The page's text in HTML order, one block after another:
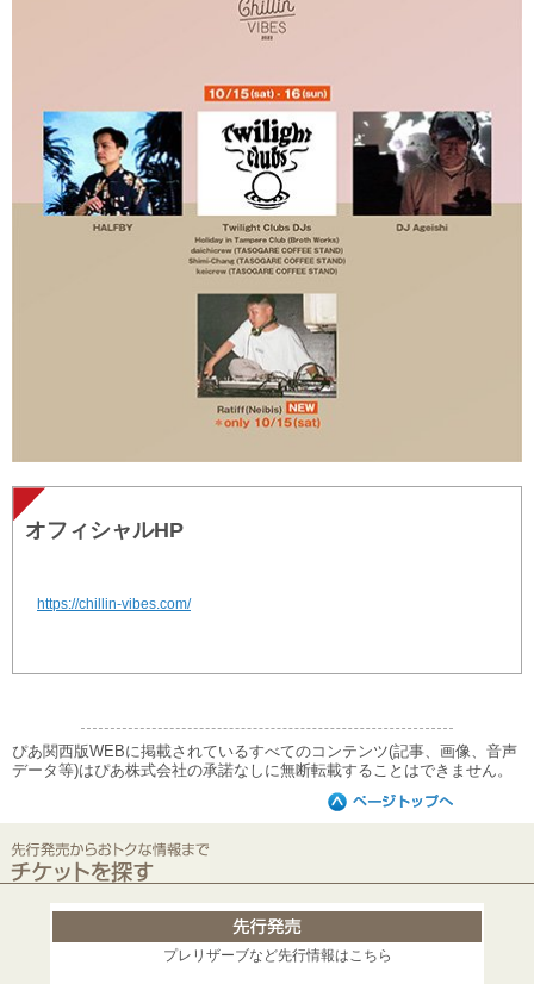
オフィシャルHP
https://chillin-vibes.com/
ぴあ関西版WEBに掲載されているすべてのコンテンツ(記事、画像、音声
データ等)はぴあ株式会社の承諾なしに無断転載することはできません。
プレリザーブなど先行情報はこちら